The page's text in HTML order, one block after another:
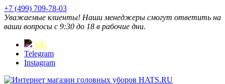
+7 (499) 709-78-03
Уважаемые клиенты! Наши менеджеры смогут ответить на
ваши вопросы с 9:30 до 18 в рабочие дни.
VK
Telegram
Instagram